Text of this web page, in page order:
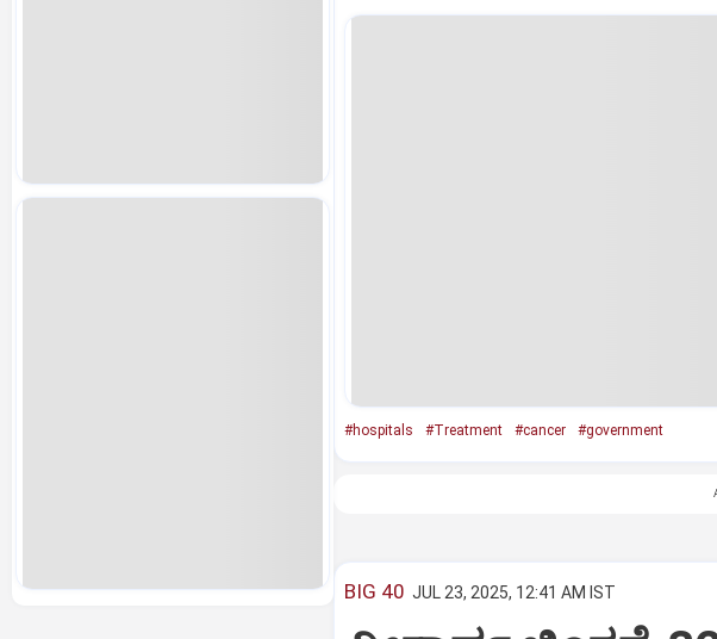
#hospitals #Treatment #cancer #government
BIG 40 JUL 23, 2025, 12:41 AM IST